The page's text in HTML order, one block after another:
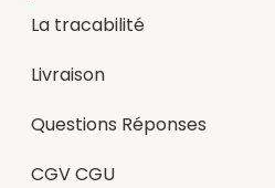
La tracabilité
Livraison
Questions Réponses
CGV CGU